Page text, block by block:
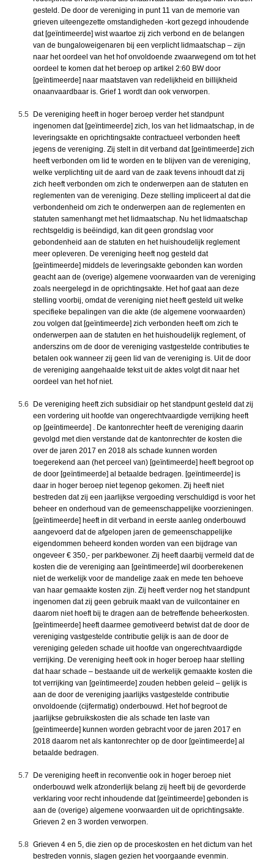
gesteld. De door de vereniging in punt 11 van de memorie van
grieven uiteengezette omstandigheden -kort gezegd inhoudende
dat [geïntimeerde] wist waartoe zij zich verbond en de belangen
van de bungaloweigenaren bij een verplicht lidmaatschap – zijn
naar het oordeel van het hof onvoldoende zwaarwegend om tot het
oordeel te komen dat het beroep op artikel 2:60 BW door
[geïntimeerde] naar maatstaven van redelijkheid en billijkheid
onaanvaardbaar is. Grief 1 wordt dan ook verworpen.
5.5
De vereniging heeft in hoger beroep verder het standpunt
ingenomen dat [geïntimeerde] zich, los van het lidmaatschap, in de
leveringsakte en oprichtingsakte contractueel verbonden heeft
jegens de vereniging. Zij stelt in dit verband dat [geïntimeerde] zich
heeft verbonden om lid te worden en te blijven van de vereniging,
welke verplichting uit de aard van de zaak tevens inhoudt dat zij
zich heeft verbonden om zich te onderwerpen aan de statuten en
reglementen van de vereniging. Deze stelling impliceert al dat die
verbondenheid om zich te onderwerpen aan de reglementen en
statuten samenhangt met het lidmaatschap. Nu het lidmaatschap
rechtsgeldig is beëindigd, kan dit geen grondslag voor
gebondenheid aan de statuten en het huishoudelijk reglement
meer opleveren. De vereniging heeft nog gesteld dat
[geïntimeerde] middels de leveringsakte gebonden kan worden
geacht aan de (overige) algemene voorwaarden van de vereniging
zoals neergelegd in de oprichtingsakte. Het hof gaat aan deze
stelling voorbij, omdat de vereniging niet heeft gesteld uit welke
specifieke bepalingen van die akte (de algemene voorwaarden)
zou volgen dat [geïntimeerde] zich verbonden heeft om zich te
onderwerpen aan de statuten en het huishoudelijk reglement, of
anderszins om de door de vereniging vastgestelde contributies te
betalen ook wanneer zij geen lid van de vereniging is. Uit de door
de vereniging aangehaalde tekst uit de aktes volgt dit naar het
oordeel van het hof niet.
5.6
De vereniging heeft zich subsidiair op het standpunt gesteld dat zij
een vordering uit hoofde van ongerechtvaardigde verrijking heeft
op [geïntimeerde] . De kantonrechter heeft de vereniging daarin
gevolgd met dien verstande dat de kantonrechter de kosten die
over de jaren 2017 en 2018 als schade kunnen worden
toegerekend aan (het perceel van) [geïntimeerde] heeft begroot op
de door [geïntimeerde] al betaalde bedragen. [geïntimeerde] is
daar in hoger beroep niet tegenop gekomen. Zij heeft niet
bestreden dat zij een jaarlijkse vergoeding verschuldigd is voor het
beheer en onderhoud van de gemeenschappelijke voorzieningen.
[geïntimeerde] heeft in dit verband in eerste aanleg onderbouwd
aangevoerd dat de afgelopen jaren de gemeenschappelijke
eigendommen beheerd konden worden van een bijdrage van
ongeveer € 350,- per parkbewoner. Zij heeft daarbij vermeld dat de
kosten die de vereniging aan [geïntimeerde] wil doorberekenen
niet de werkelijk voor de mandelige zaak en mede ten behoeve
van haar gemaakte kosten zijn. Zij heeft verder nog het standpunt
ingenomen dat zij geen gebruik maakt van de vuilcontainer en
daarom niet hoeft bij te dragen aan de betreffende beheerkosten.
[geïntimeerde] heeft daarmee gemotiveerd betwist dat de door de
vereniging vastgestelde contributie gelijk is aan de door de
vereniging geleden schade uit hoofde van ongerechtvaardigde
verrijking. De vereniging heeft ook in hoger beroep haar stelling
dat haar schade – bestaande uit de werkelijk gemaakte kosten die
tot verrijking van [geïntimeerde] zouden hebben geleid – gelijk is
aan de door de vereniging jaarlijks vastgestelde contributie
onvoldoende (cijfermatig) onderbouwd. Het hof begroot de
jaarlijkse gebruikskosten die als schade ten laste van
[geïntimeerde] kunnen worden gebracht voor de jaren 2017 en
2018 daarom net als kantonrechter op de door [geïntimeerde] al
betaalde bedragen.
5.7
De vereniging heeft in reconventie ook in hoger beroep niet
onderbouwd welk afzonderlijk belang zij heeft bij de gevorderde
verklaring voor recht inhoudende dat [geïntimeerde] gebonden is
aan de (overige) algemene voorwaarden uit de oprichtingsakte.
Grieven 2 en 3 worden verworpen.
5.8 Grieven 4 en 5, die zien op de proceskosten en het dictum van het
bestreden vonnis, slagen gezien het voorgaande evenmin.